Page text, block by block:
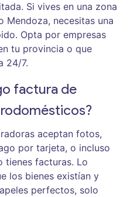
Si vives en una zona
necesitas una
Opta por empresas
tu provincia o que
24/7.
factura de
aceptan fotos,
por tarjeta, o incluso
tienes facturas. Lo
los bienes existían y
perfectos, solo